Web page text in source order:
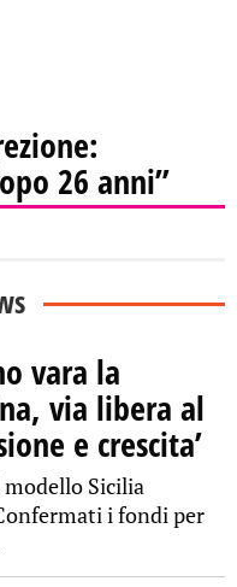
26 anni”
vara la
via libera al
e crescita’
Sicilia
i fondi per